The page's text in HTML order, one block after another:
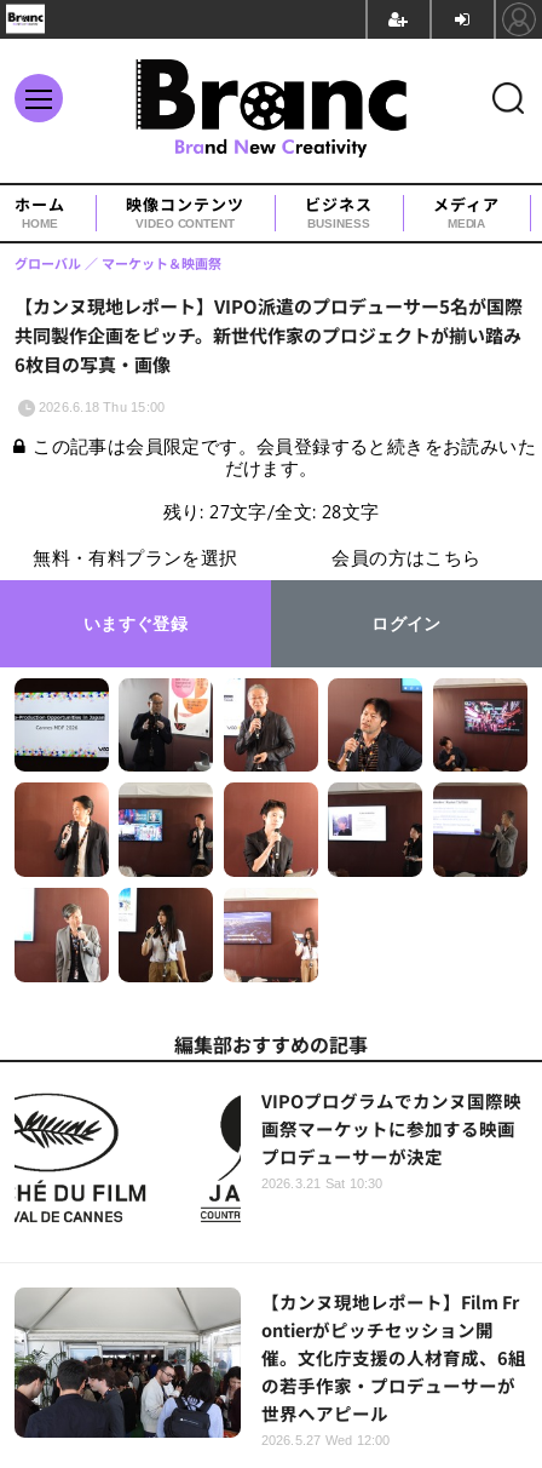
ホーム
HOME
映像コンテンツ
VIDEO CONTENT
ビジネス
BUSINESS
メディア
MEDIA
【カンヌ現地レポート】VIPO派遣のプロデューサー5名が国際
共同製作企画をピッチ。新世代作家のプロジェクトが揃い踏み
6枚目の写真・画像
グローバル マーケット＆映画祭
2026.6.18 Thu 15:00
この記事は会員限定です。会員登録すると続きをお読みいた
だけます。
残り: 27文字/全文: 28文字
無料・有料プランを選択
いますぐ登録
会員の方はこちら
ログイン
編集部おすすめの記事
VIPOプログラムでカンヌ国際映
画祭マーケットに参加する映画
プロデューサーが決定
2026.3.21 Sat 10:30
【カンヌ現地レポート】Film Fr
ontierがピッチセッション開
催。文化庁支援の人材育成、6組
の若手作家・プロデューサーが
世界へアピール
2026.5.27 Wed 12:00